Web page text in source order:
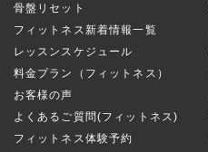
骨盤リセット
フィットネス新着情報一覧
レッスンスケジュール
料金プラン（フィットネス）
お客様の声
よくあるご質問(フィットネス)
フィットネス体験予約